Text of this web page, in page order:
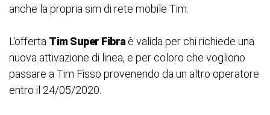
anche la propria sim di rete mobile Tim.
L'offerta Tim Super Fibra è valida per chi richiede una
nuova attivazione di linea, e per coloro che vogliono
passare a Tim Fisso provenendo da un altro operatore
entro il 24/05/2020.